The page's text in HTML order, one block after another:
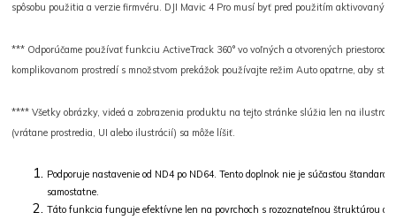
spôsobu použitia a verzie firmvéru. DJI Mavic 4 Pro musí byť pred použitím aktivovaný
*** Odporúčame používať funkciu ActiveTrack 360° vo voľných a otvorených
komplikovanom prostredí s množstvom prekážok používajte režim Auto opatrne, aby ste
**** Všetky obrázky, videá a zobrazenia produktu na tejto stránke slúžia len na
(vrátane prostredia, UI alebo ilustrácií) sa môže líšiť.
Podporuje nastavenie od ND4 po ND64. Tento doplnok nie je súčasťou
samostatne.
Táto funkcia funguje efektívne len na povrchoch s rozoznateľnou štruktúrou a